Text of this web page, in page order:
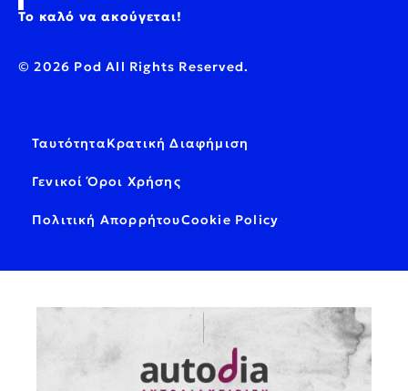
Το καλό να ακούγεται!
© 2026 Pod All Rights Reserved.
ΤαυτότηταΚρατική Διαφήμιση
Γενικοί Όροι Χρήσης
Πολιτική ΑπορρήτουCookie Policy